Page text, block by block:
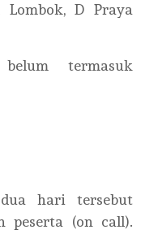
D Praya
termasuk
hari tersebut
peserta (on call).